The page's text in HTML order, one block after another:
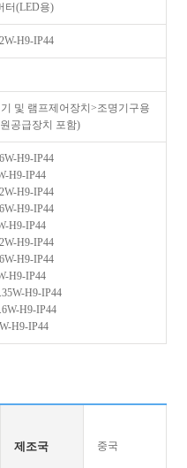
터(LED용)
H9-IP44
및 램프제어장치>조명기구용
공급장치 포함)
H9-IP44
H9-IP44
H9-IP44
H9-IP44
H9-IP44
H9-IP44
H9-IP44
H9-IP44
H9-IP44
H9-IP44
H9-IP44
제조국 중국